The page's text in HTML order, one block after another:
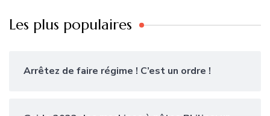
Les plus populaires
Arrêtez de faire régime ! C’est un ordre !